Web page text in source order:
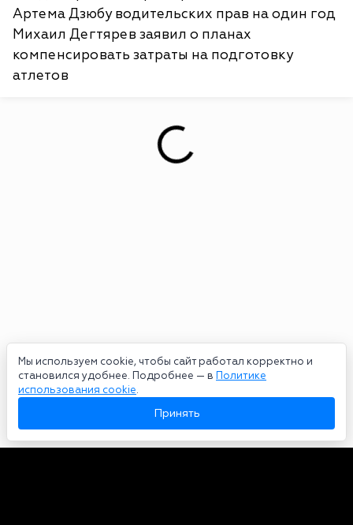
Мы используем cookie, чтобы сайт работал корректно и
становился удобнее. Подробнее — в Политике
использования cookie.
Принять
Артема Дзюбу водительских прав на один год
Михаил Дегтярев заявил о планах
компенсировать затраты на подготовку
атлетов